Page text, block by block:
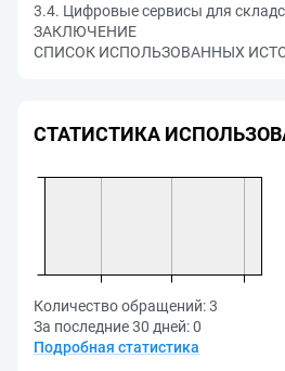
3.4. Цифровые сервисы для
ЗАКЛЮЧЕНИЕ
СПИСОК ИСПОЛЬЗОВАННЫХ
СТАТИСТИКА
Количество обращений:3
За последние 30 дней:0
Подробная статистика